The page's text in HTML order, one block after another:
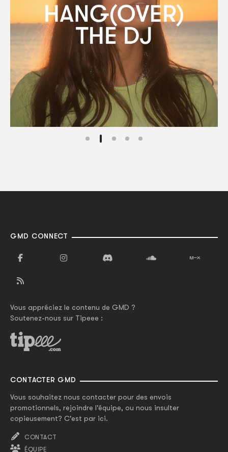
GMD CONNECT
Vous appréciez le contenu de GMD ?
Soutenez-nous sur Tipeee :
CONTACTER GMD
Vous souhaitez nous contacter pour des envois
promotionnels, rejoindre l'équipe, ou nous insulter
copieusement? C'est par ici.
CONTACT
ÉQUIPE